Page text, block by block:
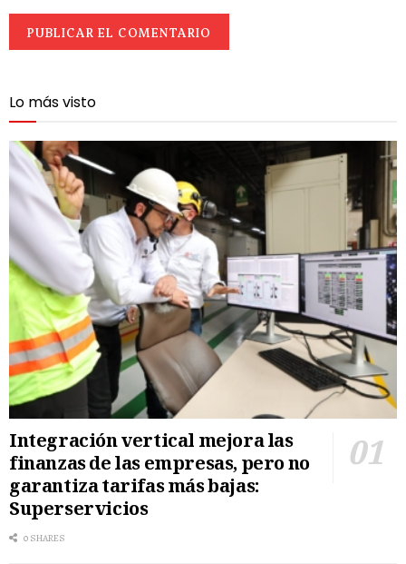
Lo más visto
Integración vertical mejora las
finanzas de las empresas, pero no
garantiza tarifas más bajas:
Superservicios
0 SHARES